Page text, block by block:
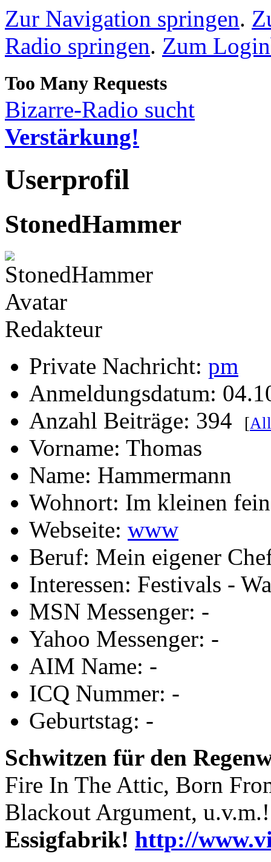
Zur Navigation springen.
Radio springen. Zum
Bizarre-Radio sucht
Verstärkung!
Userprofil
StonedHammer
Redakteur
Private Nachricht: pm
Anmeldungsdatum:
Anzahl Beiträge: 394
[
Vorname: Thomas
Name: Hammermann
Wohnort: Im kleinen
Webseite: www
Beruf: Mein eigener
Interessen: Festivals -
MSN Messenger: -
Yahoo Messenger: -
AIM Name: -
ICQ Nummer: -
Geburtstag: -
Schwitzen für den
Fire In The Attic, Born
Blackout Argument,
Essigfabrik! http://